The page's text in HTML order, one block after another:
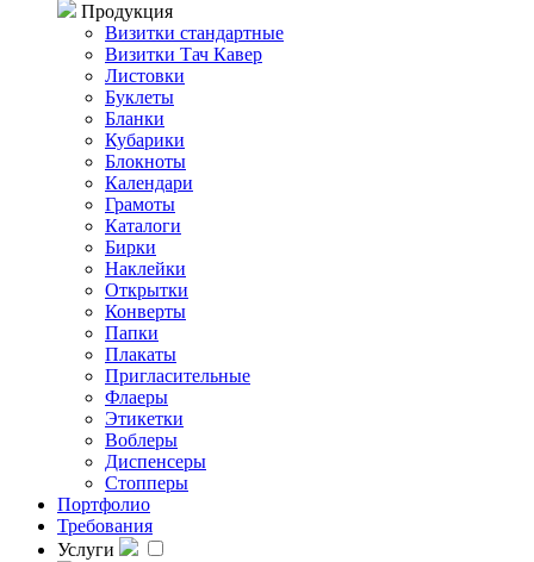
Продукция
Визитки стандартные
Визитки Тач Кавер
Листовки
Буклеты
Бланки
Кубарики
Блокноты
Календари
Грамоты
Каталоги
Бирки
Наклейки
Открытки
Конверты
Папки
Плакаты
Пригласительные
Флаеры
Этикетки
Воблеры
Диспенсеры
Стопперы
Портфолио
Требования
Услуги